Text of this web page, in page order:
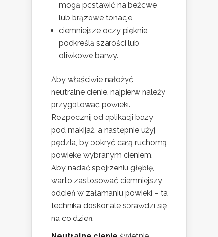
mogą postawić na beżowe
lub brązowe tonacje,
ciemniejsze oczy pięknie
podkreślą szarości lub
oliwkowe barwy.
Aby właściwie nałożyć
neutralne cienie, najpierw należy
przygotować powieki.
Rozpocznij od aplikacji bazy
pod makijaż, a następnie użyj
pędzla, by pokryć całą ruchomą
powiekę wybranym cieniem.
Aby nadać spojrzeniu głębię,
warto zastosować ciemniejszy
odcień w załamaniu powieki – ta
technika doskonale sprawdzi się
na co dzień.